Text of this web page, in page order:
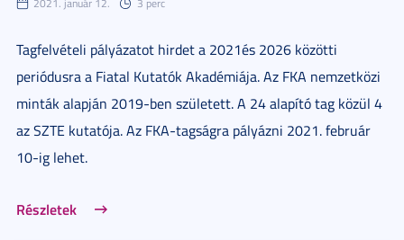
2021. január 12. 3 perc
Tagfelvételi pályázatot hirdet a 2021és 2026 közötti
periódusra a Fiatal Kutatók Akadémiája. Az FKA nemzetközi
minták alapján 2019-ben született. A 24 alapító tag közül 4
az SZTE kutatója. Az FKA-tagságra pályázni 2021. február
10-ig lehet.
Részletek